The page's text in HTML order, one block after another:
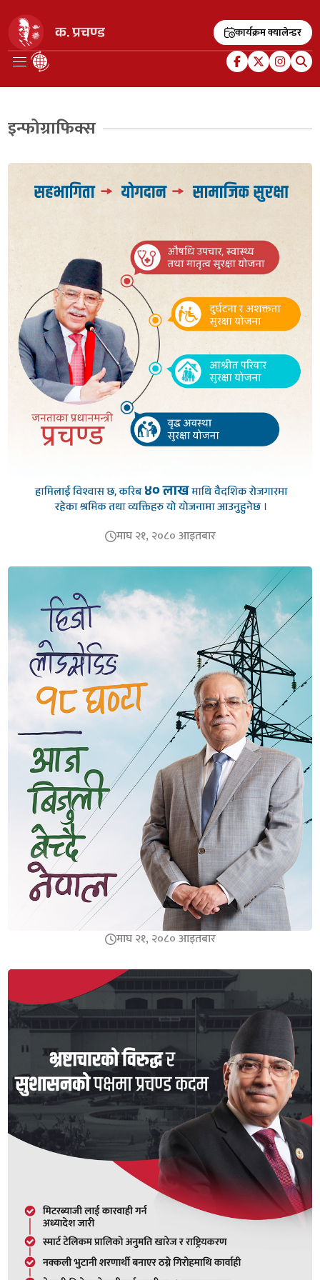
कार्यक्रम क्यालेन्डर
इन्फोग्राफिक्स
माघ २१, २०८० आइतबार
माघ २१, २०८० आइतबार